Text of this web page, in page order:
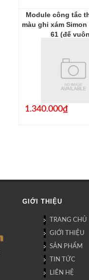
Module công tắc
màu ghi xám Simon
61 (đế
1.340.000₫
GIỚI THIỆU
TRANG CHỦ
GIỚI THIỆU
SẢN PHẨM
TIN TỨC
LIÊN HỆ